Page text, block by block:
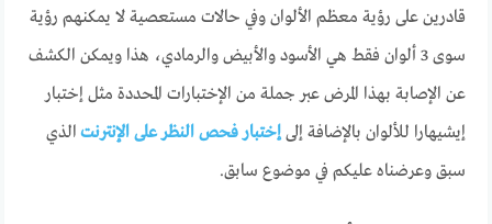
قادرين على رؤية معظم الألوان وفي حالات مستعصية لا يمكنهم رؤية
سوى 3 ألوان فقط هي الأسود والأبيض والرمادي، هذا ويمكن الكشف
عن الإصابة بهذا المرض عبر جملة من الإختبارات المحددة مثل إختبار
إيشيهارا للألوان بالإضافة إلىإختبار فحص النظر على الإنترنت الذي
سبق وعرضناه عليكم في موضوع سابق.